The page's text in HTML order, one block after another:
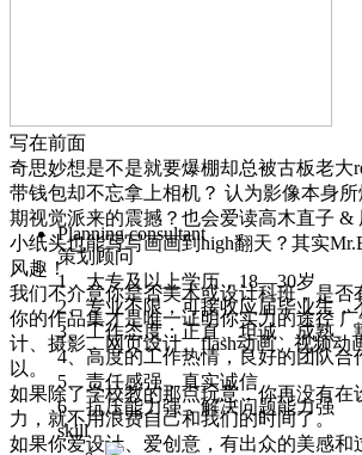
写在前面
奇思妙想是不是就要爆棚却总被古板老大
带钱包却不忘拿上相机？ 认为影像本身
期视觉派来的震撼？也会爱读高木直子 &
小纸头也能写写画画到high翻天？其实
风趣！
我们不介意你是否美术或设计科班，是
你的作品集才是唯一证明你实力的途径
计、摄影、网页设计、flash动画、视频动
以。
如果除了学校教的那点玩意，你再没有在
力，就不用浪费自己和我们的时间了。
如果你爱设计、爱创意，有出众的美感和
Planning consultant
策划顾问
1、大专及以上学历，18—30岁
2、专业不限，可接收应届毕业生，
3、工作态度：正直、坦诚、成熟、
4、高度的工作热情，良好的团队合
5、责任感强，真实诚信
6、抗压能力强，解决问题能力强
skill